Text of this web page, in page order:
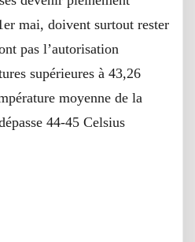
mai, doivent surtout rester
pas l’autorisation
supérieures à 43,26
moyenne de la
44-45 Celsius